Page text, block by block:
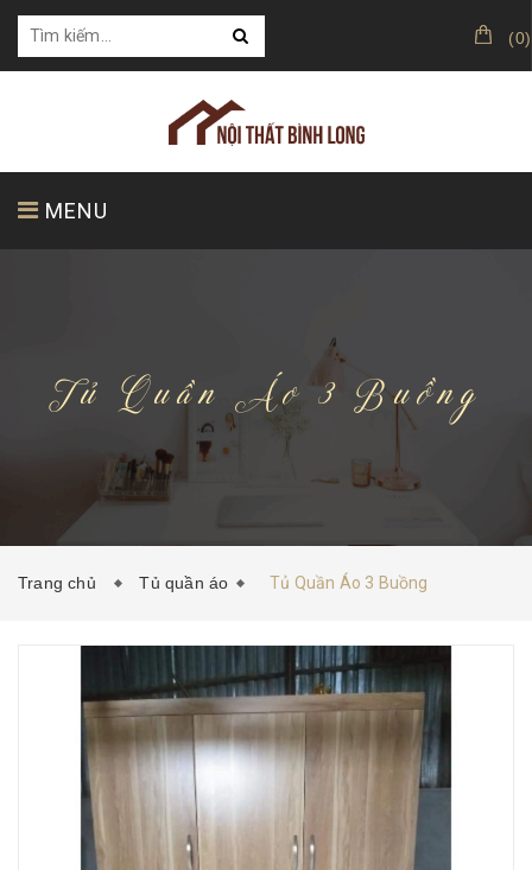
(0)
MENU
KHÁCH HÀNG CỦA CHÚNG TÔI
HƯỚNG DẪN MUA HÀNG
Tủ Quần Áo 3 Buồng
Trang chủ Tủ quần áo Tủ Quần Áo 3 Buồng